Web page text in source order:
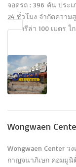
จอดรถ : 396 คัน ประ
24 ชั่วโมง จำกัดความ
แชงกรีล่า 100 เมตร ใ
Wongwaen
Wongwaen Center
กาญจนาภิเษก คอมมูนิ